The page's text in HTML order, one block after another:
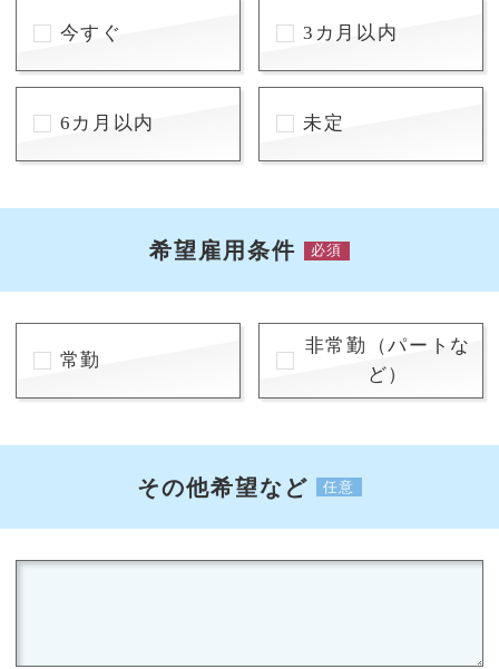
今すぐ 3カ月以内
6カ月以内 未定
希望雇用条件 必須
常勤
非常勤（パートな
ど）
その他希望など 任意